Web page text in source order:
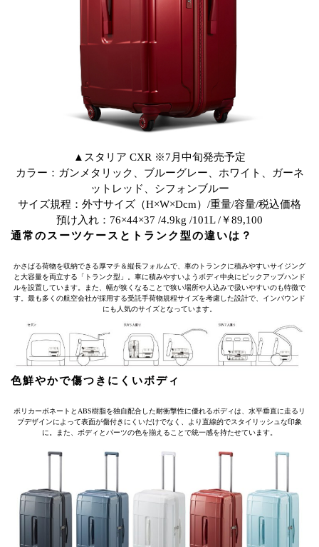
▲スタリア CXR ※7月中旬発売予定
カラー：ガンメタリック、ブルーグレー、ホワイト、ガーネ
ットレッド、シフォンブルー
サイズ規程：外寸サイズ（H×W×Dcm）/重量/容量/税込価格
預け入れ：76×44×37 /4.9kg /101L /￥89,100
通常のスーツケースとトランク型の違いは？
かさばる荷物を収納できる厚マチ＆縦長フォルムで、車のトランクに積みやすいサイジング
と大容量を両立する「トランク型」。車に積みやすいようボディ中央にピックアップハンド
ルを設置しています。また、幅が狭くなることで狭い場所や人込みで扱いやすいのも特徴で
す。最も多くの航空会社が採用する受託手荷物規程サイズを考慮した設計で、インバウンド
にも人気のサイズとなっています。
色鮮やかで傷つきにくいボディ
ポリカーボネートとABS樹脂を独自配合した耐衝撃性に優れるボディは、水平垂直に走るリ
ブデザインによって表面が傷付きにくいだけでなく、より直線的でスタイリッシュな印象
に。また、ボディとパーツの色を揃えることで統一感を持たせています。